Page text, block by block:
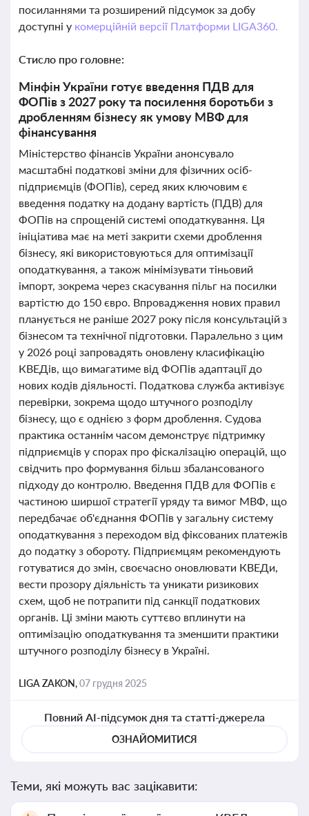
посиланнями та розширений підсумок за добу
доступні у комерційній версії Платформи LIGA360.
Стисло про головне:
Мінфін України готує введення ПДВ для
ФОПів з 2027 року та посилення боротьби з
дробленням бізнесу як умову МВФ для
фінансування
Міністерство фінансів України анонсувало
масштабні податкові зміни для фізичних осіб-
підприємців (ФОПів), серед яких ключовим є
введення податку на додану вартість (ПДВ) для
ФОПів на спрощеній системі оподаткування. Ця
ініціатива має на меті закрити схеми дроблення
бізнесу, які використовуються для оптимізації
оподаткування, а також мінімізувати тіньовий
імпорт, зокрема через скасування пільг на посилки
вартістю до 150 євро. Впровадження нових правил
планується не раніше 2027 року після консультацій з
бізнесом та технічної підготовки. Паралельно з цим
у 2026 році запровадять оновлену класифікацію
КВЕДів, що вимагатиме від ФОПів адаптації до
нових кодів діяльності. Податкова служба активізує
перевірки, зокрема щодо штучного розподілу
бізнесу, що є однією з форм дроблення. Судова
практика останнім часом демонструє підтримку
підприємців у спорах про фіскалізацію операцій, що
свідчить про формування більш збалансованого
підходу до контролю. Введення ПДВ для ФОПів є
частиною ширшої стратегії уряду та вимог МВФ, що
передбачає об'єднання ФОПів у загальну систему
оподаткування з переходом від фіксованих платежів
до податку з обороту. Підприємцям рекомендують
готуватися до змін, своєчасно оновлювати КВЕДи,
вести прозору діяльність та уникати ризикових
схем, щоб не потрапити під санкції податкових
органів. Ці зміни мають суттєво вплинути на
оптимізацію оподаткування та зменшити практики
штучного розподілу бізнесу в Україні.
LIGA ZAKON,07 грудня 2025
Повний AI-підсумок дня та статті-джерела
ОЗНАЙОМИТИСЯ
Теми, які можуть вас зацікавити: